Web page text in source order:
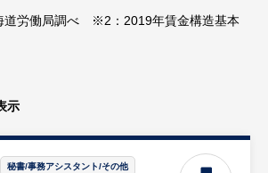
道労働局調べ ※2：2019年賃金構造基本
示
秘書/事務アシスタント/その他